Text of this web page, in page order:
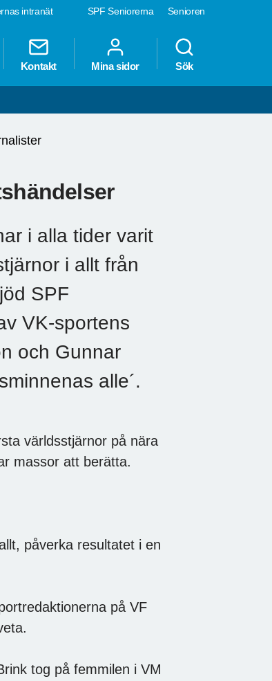
SPF Seniorerna Senioren
intranät
Kontakt Mina sidor Sök
i alla tider varit
i allt från
SPF
VK-sportens
och Gunnar
alle´.
världsstjärnor på nära
massor att berätta.
påverka resultatet i en
på VF
tog på femmilen i VM